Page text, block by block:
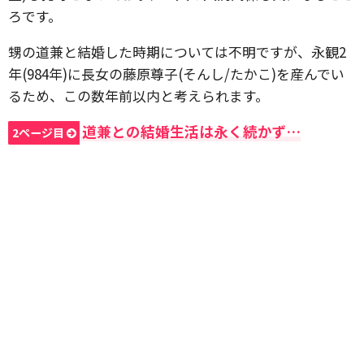
ろです。
甥の道兼と結婚した時期については不明ですが、永観2
年(984年)に長女の藤原尊子(そんし/たかこ)を産んでい
るため、この数年前以内と考えられます。
2ページ目 道兼との結婚生活は永く続かず…